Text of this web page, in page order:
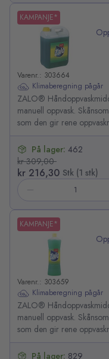
KAMPANJE*
Varenr.: 303664
Klimaberegning pågår
ZALO®
manuell oppvask.
som den gir rene
kr 309,00
kr 216,30 Stk (1 stk)
På lager: 462
KAMPANJE*
Varenr.: 303659
Klimaberegning pågår
ZALO®
manuell oppvask.
som den gir rene
På lager: 829